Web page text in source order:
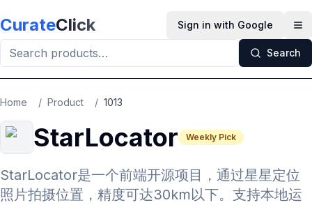
CurateClick Sign in with Google
Search
Home / Product / 1013
StarLocator Weekly Pick
StarLocator是一个前端开源项目，通过星星定位
照片拍摄位置，精度可达30km以下。支持本地运